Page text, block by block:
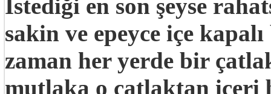
İstediği en son şeyse
sakin ve epeyce içe
zaman her yerde bir
mutlaka o çatlaktan içeri